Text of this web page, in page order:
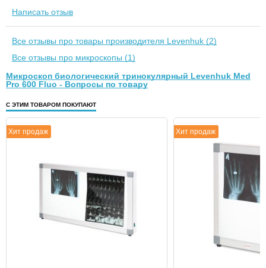
Написать отзыв
Все отзывы про товары производителя Levenhuk (2)
Все отзывы про микроскопы (1)
Микроскоп биологический тринокулярный Levenhuk Med
Pro 600 Fluo - Вопросы по товару
С ЭТИМ ТОВАРОМ ПОКУПАЮТ
Хит продаж Хит продаж